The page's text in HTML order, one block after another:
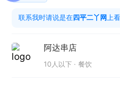
联系我时，请说是在“四平二
联系我时请说是在四平二丫网上
阿达串店
10人以下 餐饮